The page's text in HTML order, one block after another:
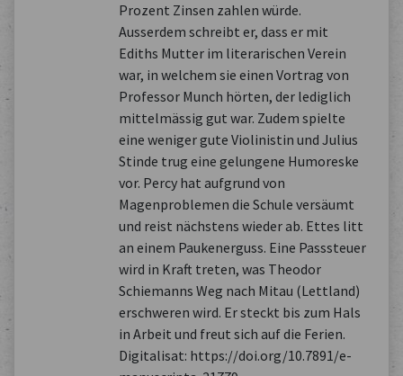
Prozent Zinsen zahlen würde.
Ausserdem schreibt er, dass er mit
Ediths Mutter im literarischen Verein
war, in welchem sie einen Vortrag von
Professor Munch hörten, der lediglich
mittelmässig gut war. Zudem spielte
eine weniger gute Violinistin und Julius
Stinde trug eine gelungene Humoreske
vor. Percy hat aufgrund von
Magenproblemen die Schule versäumt
und reist nächstens wieder ab. Ettes litt
an einem Paukenerguss. Eine Passsteuer
wird in Kraft treten, was Theodor
Schiemanns Weg nach Mitau (Lettland)
erschweren wird. Er steckt bis zum Hals
in Arbeit und freut sich auf die Ferien.
Digitalisat: https://doi.org/10.7891/e-